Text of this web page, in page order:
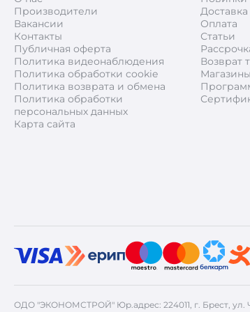
Производители
Вакансии
Контакты
Публичная оферта
Политика видеонаблюдения
Политика обработки cookie
Политика возврата и обмена
Политика обработки
персональных данных
Карта сайта
Доставка
Оплата
Статьи
Возврат
ОДО "ЭКОНОМСТРОЙ" Юр.адрес: 224011, г. Брест, ул.